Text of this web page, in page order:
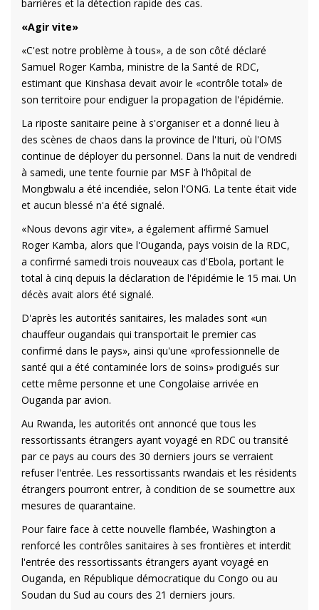
barrières et la détection rapide des cas.
«Agir vite»
«C'est notre problème à tous», a de son côté déclaré
Samuel Roger Kamba, ministre de la Santé de RDC,
estimant que Kinshasa devait avoir le «contrôle total» de
son territoire pour endiguer la propagation de l'épidémie.
La riposte sanitaire peine à s'organiser et a donné lieu à
des scènes de chaos dans la province de l'Ituri, où l'OMS
continue de déployer du personnel. Dans la nuit de vendredi
à samedi, une tente fournie par MSF à l'hôpital de
Mongbwalu a été incendiée, selon l'ONG. La tente était vide
et aucun blessé n'a été signalé.
«Nous devons agir vite», a également affirmé Samuel
Roger Kamba, alors que l'Ouganda, pays voisin de la RDC,
a confirmé samedi trois nouveaux cas d'Ebola, portant le
total à cinq depuis la déclaration de l'épidémie le 15 mai. Un
décès avait alors été signalé.
D'après les autorités sanitaires, les malades sont «un
chauffeur ougandais qui transportait le premier cas
confirmé dans le pays», ainsi qu'une «professionnelle de
santé qui a été contaminée lors de soins» prodigués sur
cette même personne et une Congolaise arrivée en
Ouganda par avion.
Au Rwanda, les autorités ont annoncé que tous les
ressortissants étrangers ayant voyagé en RDC ou transité
par ce pays au cours des 30 derniers jours se verraient
refuser l'entrée. Les ressortissants rwandais et les résidents
étrangers pourront entrer, à condition de se soumettre aux
mesures de quarantaine.
Pour faire face à cette nouvelle flambée, Washington a
renforcé les contrôles sanitaires à ses frontières et interdit
l'entrée des ressortissants étrangers ayant voyagé en
Ouganda, en République démocratique du Congo ou au
Soudan du Sud au cours des 21 derniers jours.